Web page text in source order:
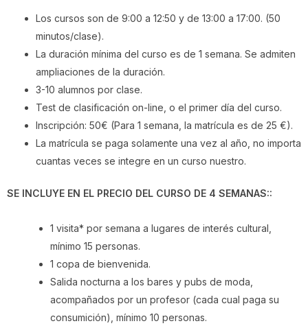
Los cursos son de 9:00 a 12:50 y de 13:00 a 17:00. (50
minutos/clase).
La duración mínima del curso es de 1 semana. Se admiten
ampliaciones de la duración.
3-10 alumnos por clase.
Test de clasificación on-line, o el primer día del curso.
Inscripción: 50€ (Para 1 semana, la matrícula es de 25 €).
La matrícula se paga solamente una vez al año, no importa
cuantas veces se integre en un curso nuestro.
SE INCLUYE EN EL PRECIO DEL CURSO DE 4 SEMANAS::
1 visita* por semana a lugares de interés cultural,
mínimo 15 personas.
1 copa de bienvenida.
Salida nocturna a los bares y pubs de moda,
acompañados por un profesor (cada cual paga su
consumición), mínimo 10 personas.